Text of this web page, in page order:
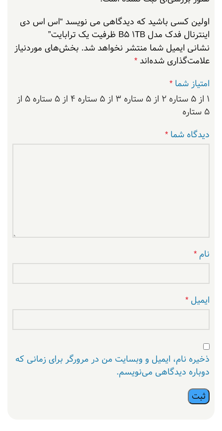
اولین کسی باشید که دیدگاهی می نویسد “اس اس دی
اینترنال فدک مدل B5 1TB ظرفیت یک ترابایت”
نشانی ایمیل شما منتشر نخواهد شد. بخش‌های موردنیاز
علامت‌گذاری شده‌اند *
امتیاز شما *
۱ از ۵ ستاره ۲ از ۵ ستاره ۳ از ۵ ستاره ۴ از ۵ ستاره
۵ از
۵ ستاره
دیدگاه شما *
نام*
ایمیل *
ذخیره نام، ایمیل و وبسایت من در مرورگر برای زمانی که
دوباره دیدگاهی می‌نویسم.